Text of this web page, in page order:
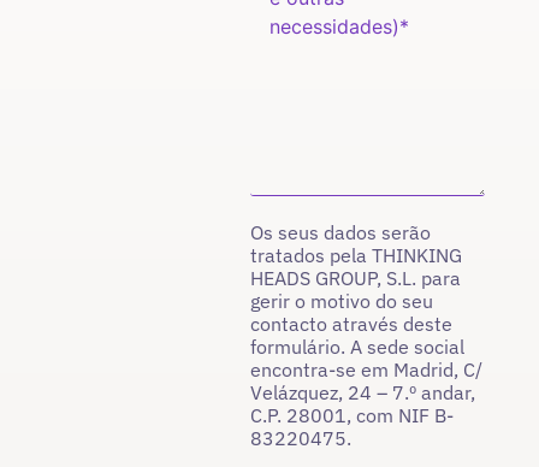
Os seus dados serão
tratados pela THINKING
HEADS GROUP, S.L. para
gerir o motivo do seu
contacto através deste
formulário. A sede social
encontra-se em Madrid, C/
Velázquez, 24 – 7.º andar,
C.P. 28001, com NIF B-
83220475.